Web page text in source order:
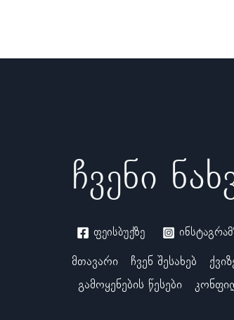
ჩვენი
ფეისბუქზე
მთავარი ჩვენ შესახებ
გამოყენების წესები